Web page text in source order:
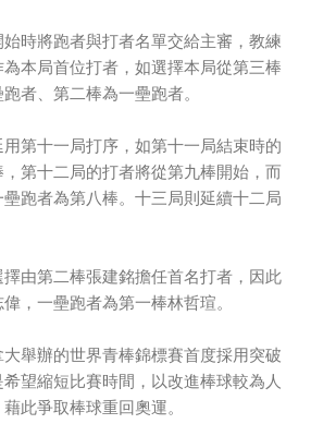
時將跑者與打者名單交給主審，教練
本局首位打者，如選擇本局從第三棒
者、第二棒為一壘跑者。
第十一局打序，如第十一局結束時的
第十二局的打者將從第九棒開始，而
跑者為第八棒。十三局則延續十二局
由第二棒張建銘擔任首名打者，因此
，一壘跑者為第一棒林哲瑄。
舉辦的世界青棒錦標賽首度採用突破
望縮短比賽時間，以改進棒球較為人
此爭取棒球重回奧運。